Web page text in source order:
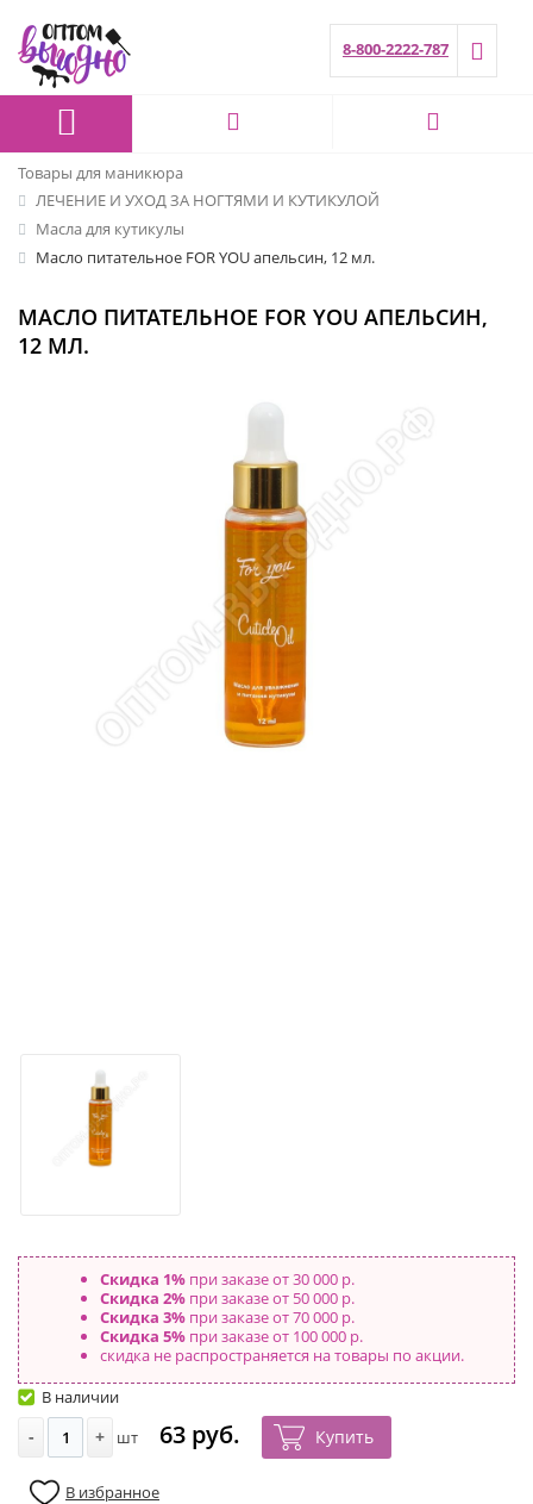
8-800-2222-787
Товары для маникюра
ЛЕЧЕНИЕ И УХОД ЗА НОГТЯМИ И КУТИКУЛОЙ
Масла для кутикулы
Масло питательное FOR YOU апельсин, 12 мл.
МАСЛО ПИТАТЕЛЬНОЕ FOR YOU АПЕЛЬСИН,
12 МЛ.
Скидка 1%при заказе от 30 000 р.
Скидка 2%при заказе от 50 000 р.
Скидка 3%при заказе от 70 000 р.
Скидка 5%при заказе от 100 000 р.
скидка не распространяется на товары по акции.
В наличии
- + шт 63 руб. Купить
В избранное